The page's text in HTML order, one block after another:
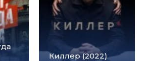
Киллер (2022)